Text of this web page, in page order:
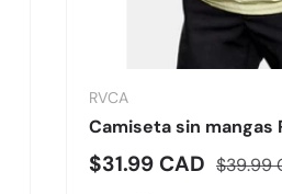
RVCA
Camiseta sin mangas
Precio de venta
$31.99 CAD Precio
$39.99